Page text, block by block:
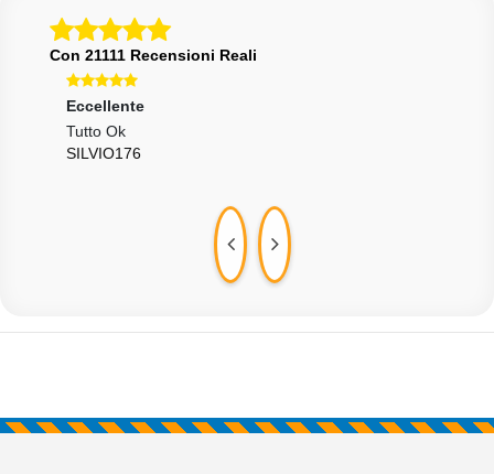
Con 21111 Recensioni Reali
Eccellente
Tutto Ok
SILVIO176